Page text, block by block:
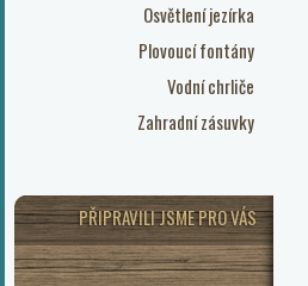
Osvětlení jezírka
Plovoucí fontány
Vodní chrliče
Zahradní zásuvky
PŘIPRAVILI JSME PRO VÁS